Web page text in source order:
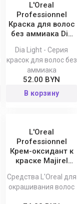
L'Oreal
Professionnel
Краска для волос
без аммиака Dia
Dia Light - Серия
красок для волос без
аммиака
52.00 BYN
В корзину
L'Oreal
Professionnel
Крем-оксидант к
краске Majirel
Средства L'Oreal для
окрашивания волос